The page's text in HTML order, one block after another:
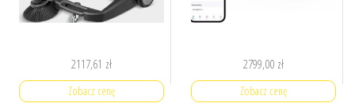
2117,61 zł
Zobacz cenę
2799,00 zł
Zobacz cenę